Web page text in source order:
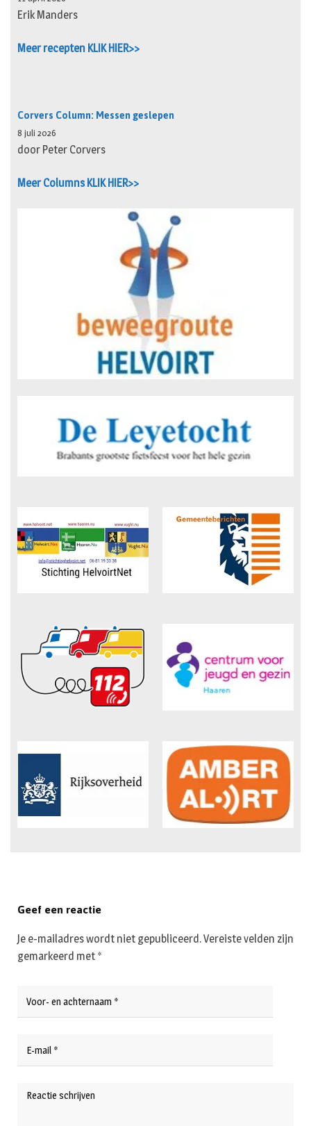
Erik Manders
Meer recepten KLIK HIER>>
Corvers Column: Messen geslepen
8 juli 2026
door Peter Corvers
Meer Columns KLIK HIER>>
Geef een reactie
Je e-mailadres wordt niet gepubliceerd.Vereiste velden zijn
gemarkeerd met *